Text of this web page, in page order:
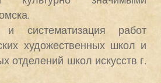
и систематизация работ
художественных школ и
отделений школ искусств г.